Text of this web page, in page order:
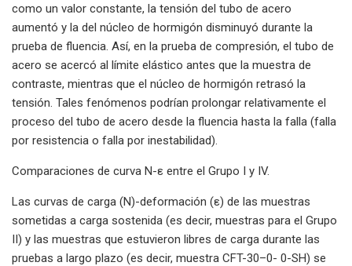
como un valor constante, la tensión del tubo de acero
aumentó y la del núcleo de hormigón disminuyó durante la
prueba de fluencia. Así, en la prueba de compresión, el tubo de
acero se acercó al límite elástico antes que la muestra de
contraste, mientras que el núcleo de hormigón retrasó la
tensión. Tales fenómenos podrían prolongar relativamente el
proceso del tubo de acero desde la fluencia hasta la falla (falla
por resistencia o falla por inestabilidad).
Comparaciones de curva N-ε entre el Grupo I y IV.
Las curvas de carga (N)-deformación (ε) de las muestras
sometidas a carga sostenida (es decir, muestras para el Grupo
II) y las muestras que estuvieron libres de carga durante las
pruebas a largo plazo (es decir, muestra CFT-30–0- 0-SH) se